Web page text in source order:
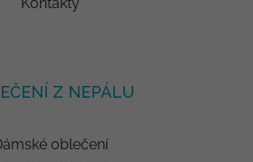
Z NEPÁLU
oblečení